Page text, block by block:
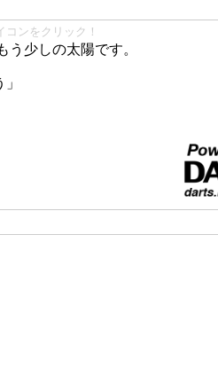
ンをクリック！
う少しの太陽です。